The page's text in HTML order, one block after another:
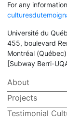
For any
Université du
455, boulevard
Montréal
[Subway Berri-
About
Projects
Testimonial